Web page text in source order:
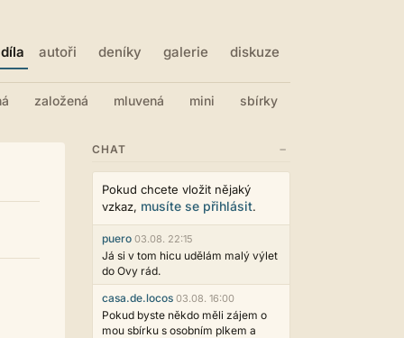
díla autoři deníky galerie diskuze
založená mluvená mini sbírky
CHAT −
Pokud chcete vložit nějaký
vzkaz, musíte se přihlásit.
puero 03.08. 22:15
Já si v tom hicu udělám malý výlet
do Ovy rád.
casa.de.locos 03.08. 16:00
Pokud byste někdo měli zájem o
mou sbírku s osobním plkem a